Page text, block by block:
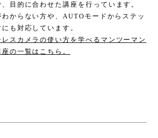
目的に合わせた講座を行っています。
からない方や、AUTOモードからステッ
も対応しています。
スカメラの使い方を学べるマンツーマン
の一覧はこちら。